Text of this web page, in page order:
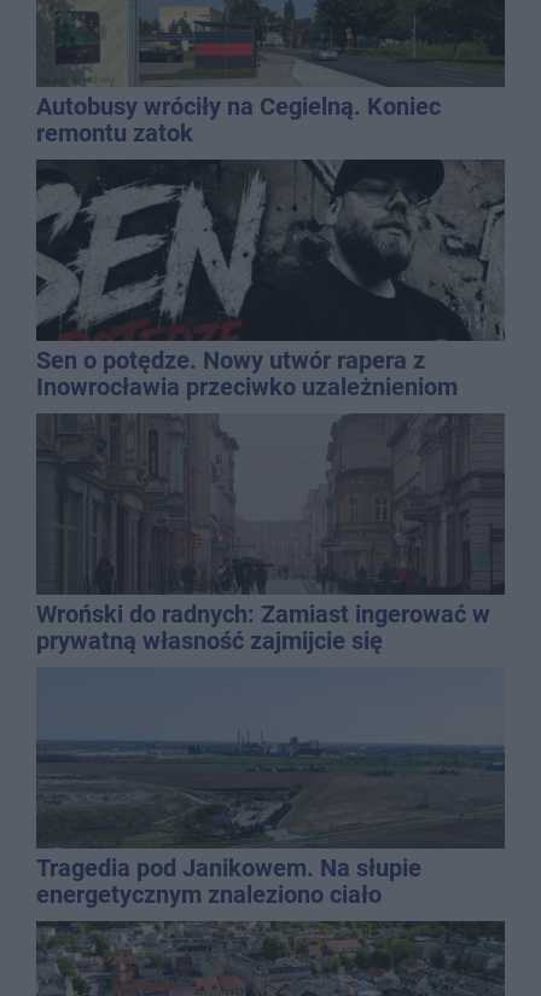
Autobusy wróciły na Cegielną. Koniec
remontu zatok
Sen o potędze. Nowy utwór rapera z
Inowrocławia przeciwko uzależnieniom
Wroński do radnych: Zamiast ingerować w
prywatną własność zajmijcie się
Tragedia pod Janikowem. Na słupie
energetycznym znaleziono ciało
mężczyzny